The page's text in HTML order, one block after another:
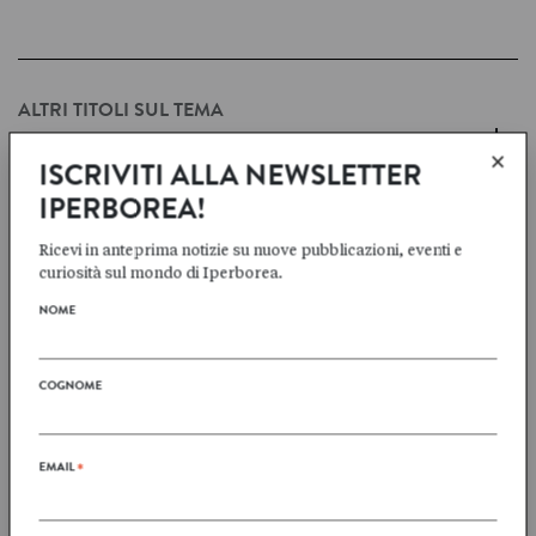
ALTRI TITOLI SUL TEMA
UMORISMO +
ALTRI TITOLI SUL TEMA
PERDENTI
×
ISCRIVITI ALLA NEWSLETTER
IPERBOREA!
Ricevi in anteprima notizie su nuove pubblicazioni, eventi e
curiosità sul mondo di Iperborea.
NOME
COGNOME
EMAIL*